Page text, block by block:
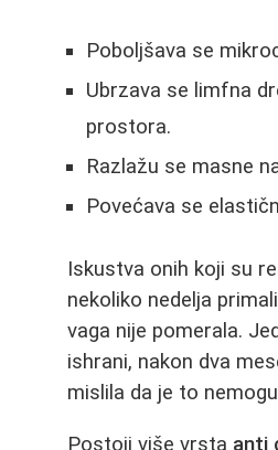
Poboljšava se
Ubrzava se limfna
prostora.
Razlažu se masne
Povećava se
Iskustva onih koji su
nekoliko nedelja
vaga nije pomerala.
ishrani, nakon dva
mislila da je to
Postoji više vrsta anti